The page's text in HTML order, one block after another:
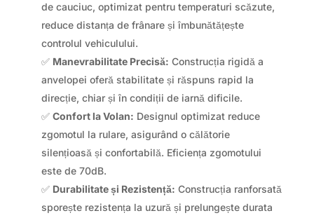
de cauciuc, optimizat pentru temperaturi scăzute,
reduce distanța de frânare și îmbunătățește
controlul vehiculului.
✅ Manevrabilitate Precisă: Construcția rigidă a
anvelopei oferă stabilitate și răspuns rapid la
direcție, chiar și în condiții de iarnă dificile.
✅ Confort la Volan: Designul optimizat reduce
zgomotul la rulare, asigurând o călătorie
silențioasă și confortabilă. Eficiența zgomotului
este de 70dB.
✅ Durabilitate și Rezistență: Construcția ranforsată
sporește rezistența la uzură și prelungește durata